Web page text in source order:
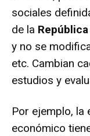
sociales
de la
y no se
etc. Cambian
estudios y
Por ejemplo, la
económico